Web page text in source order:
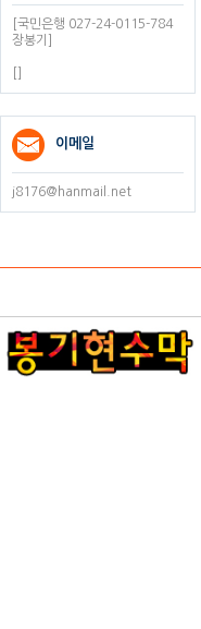
[국민은행 027-24-0115-784
장봉기]
이메일
j8176@hanmail.net